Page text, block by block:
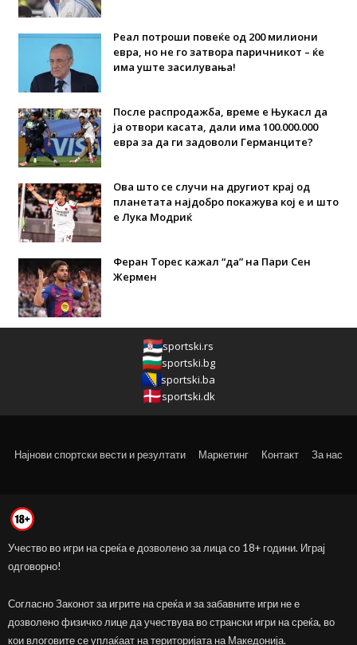
Реал потроши повеќе од 200 милиони
евра, но не го затвора паричникот – ќе
има уште засилувања!
После распродажба, време е Њукасл да
ја отвори касата, дали има 100.000.000
евра за да ги задоволи Германците?
Ова што се случи на другиот крај од
планетата најдобро покажува кој е и што
е Лука Модриќ
Феран Торес кажал “да” на Пари Сен
Жермен
sportski.rs
sportski.bg
sportski.ba
sportski.dk
Најнови спортски вести и резултати Маркетинг Контакт За нас
Учество во игри на среќа е дозволено за лица со 18+ години. Играј
одговорно!
Согласно Законот за игрите на среќа и за забавните игри не е
дозволено физичко лице да учествува во странски игри на среќа, во
кои влоговите се уплаќаат на територијата на Македонија.